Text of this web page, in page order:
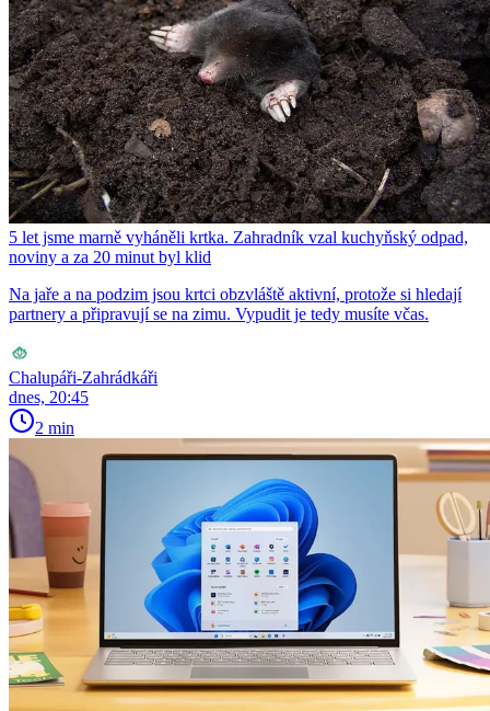
5 let jsme marně vyháněli krtka. Zahradník vzal kuchyňský odpad,
noviny a za 20 minut byl klid
Na jaře a na podzim jsou krtci obzvláště aktivní, protože si hledají
partnery a připravují se na zimu. Vypudit je tedy musíte včas.
Chalupáři-Zahrádkáři
dnes, 20:45
2 min